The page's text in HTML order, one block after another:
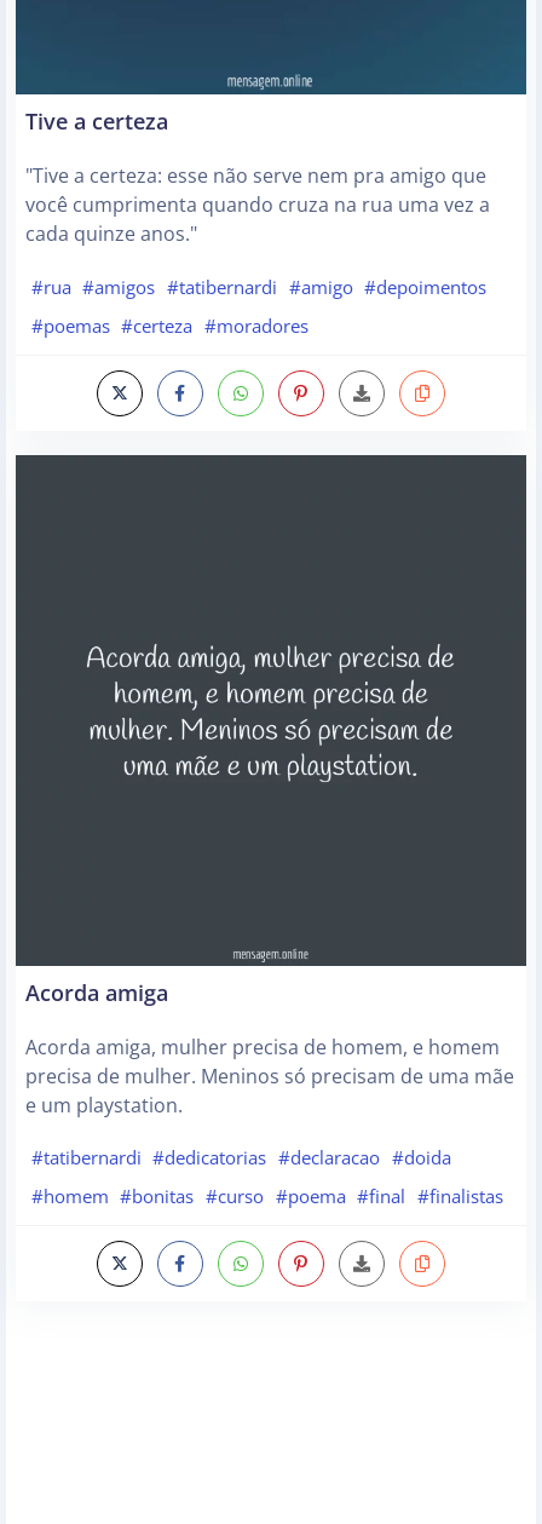
Tive a certeza
"Tive a certeza: esse não serve nem pra amigo que
você cumprimenta quando cruza na rua uma vez a
cada quinze anos."
#rua #amigos #tatibernardi #amigo #depoimentos
#poemas #certeza #moradores
Acorda amiga
Acorda amiga, mulher precisa de homem, e homem
precisa de mulher. Meninos só precisam de uma mãe
e um playstation.
#tatibernardi #dedicatorias #declaracao #doida
#homem #bonitas #curso #poema #final #finalistas